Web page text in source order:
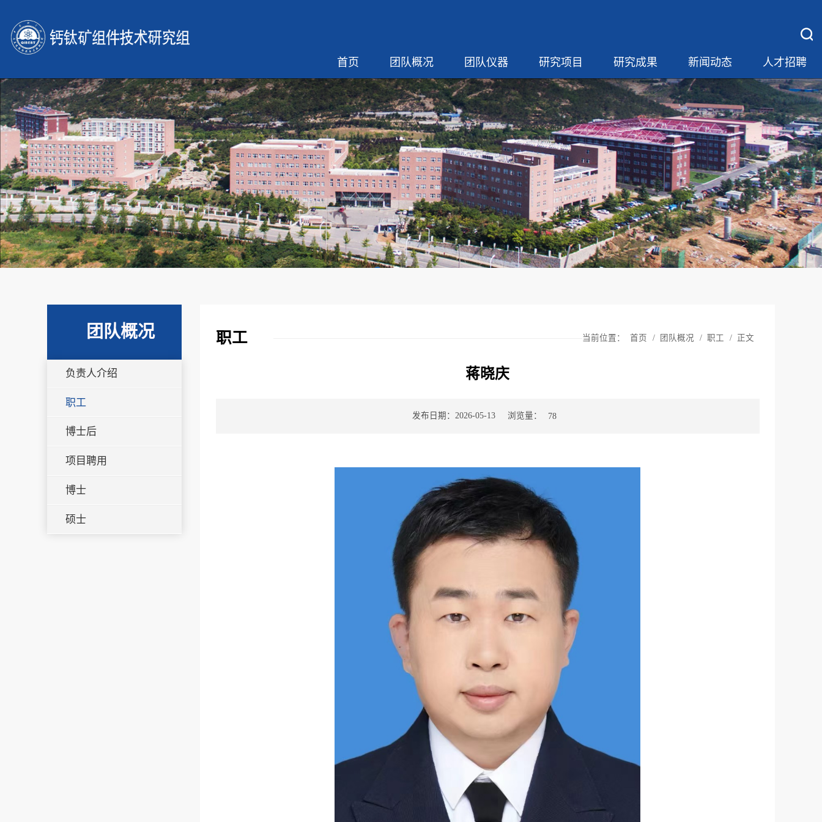
首页 团队概况 团队仪器 研究项目 研究成果 新闻动态 人才招聘
团队概况
负责人介绍
职工
博士后
项目聘用
博士
硕士
职工 当前位置： 首页 / 团队概况 / 职工 / 正文
蒋晓庆
发布日期：2026-05-13 浏览量： 78